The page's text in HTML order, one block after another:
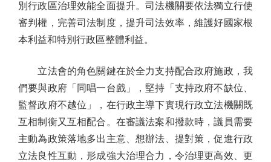
別行政區治理效能全面提升。司法機關要依法獨立行使
審判權，完善司法制度，提升司法效率，維護好國家根
本利益和特別行政區整體利益。
立法會的角色關鍵在於全力支持配合政府施政，我
們要與政府「同唱一台戲」，堅持「支持政府不缺位、
監督政府不越位」，在行政主導下實現行政立法機關既
互相制衡又互相配合。在審議法案和撥款時，議員需要
主動為政策落地多出主意、想辦法、提對策，促進行政
立法良性互動，形成強大治理合力，令治理更高效、更